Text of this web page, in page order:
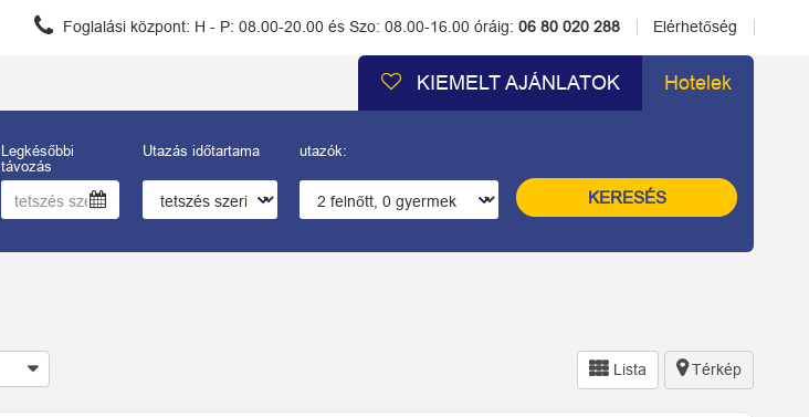
Foglalási központ: H - P: 08.00-20.00 és Szo: 08.00-16.00 óráig: 06 80 020 288 Elérhetőség
KIEMELT AJÁNLATOK Hotelek
Legkésőbbi
távozás
Utazás időtartama utazók:
KERESÉS
Térkép
Lista